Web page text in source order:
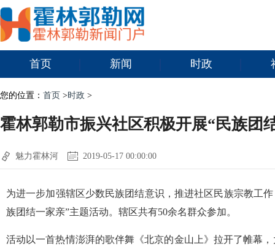
首页 新闻 时政
您的位置： 首页 >时政 >
霍林郭勒市振兴社区积极开展“民族团
魅力霍林河 2019-05-17 00:00:00
为进一步加强辖区少数民族团结意识，推进社区民族宗教工
族团结一家亲”主题活动。辖区共有50余名群众参加。
活动以一首热情澎湃的歌伴舞《北京的金山上》拉开了帷幕